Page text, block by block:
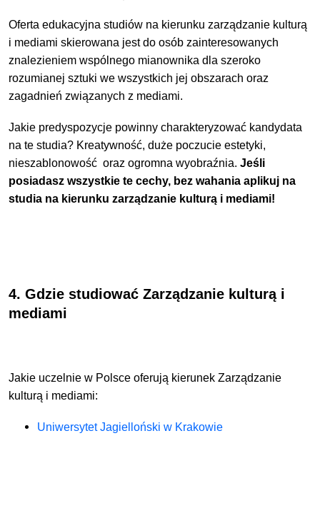
Oferta edukacyjna studiów na kierunku zarządzanie kulturą
i mediami skierowana jest do osób zainteresowanych
znalezieniem wspólnego mianownika dla szeroko
rozumianej sztuki we wszystkich jej obszarach oraz
zagadnień związanych z mediami.
Jakie predyspozycje powinny charakteryzować kandydata
na te studia? Kreatywność, duże poczucie estetyki,
nieszablonowość oraz ogromna wyobraźnia.Jeśli
posiadasz wszystkie te cechy, bez wahania aplikuj na
studia na kierunku zarządzanie kulturą i mediami!
4. Gdzie studiować Zarządzanie kulturą i
mediami
Jakie uczelnie w Polsce oferują kierunek Zarządzanie
kulturą i mediami:
Uniwersytet Jagielloński w Krakowie